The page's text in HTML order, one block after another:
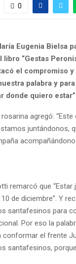
0
Eugenia Bielsa
“Gestas
el compromiso
palabra y
donde quiero
agregó:
juntándonos,
remarcó que
de diciembre”. Y
santafesinos para
Por eso la
el frente
santafesinos,